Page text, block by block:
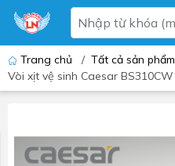
Trang chủ / Tất cả sản phẩm
Vòi xịt vệ sinh Caesar BS310CW